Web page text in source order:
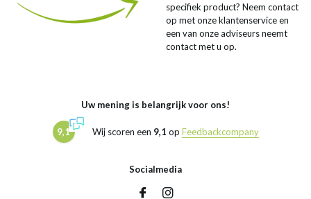
specifiek product? Neem contact
op met onze klantenservice en
een van onze adviseurs neemt
contact met u op.
Uw mening is belangrijk voor ons!
9,1 Wij scoren een 9,1 op Feedbackcompany
Socialmedia